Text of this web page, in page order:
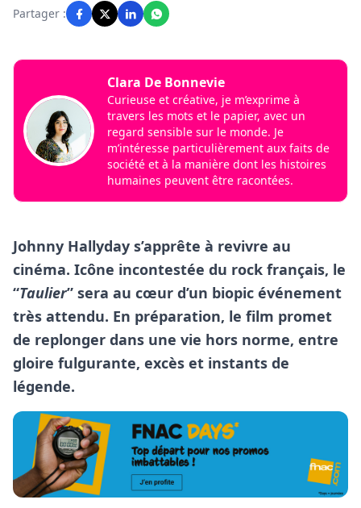
Partager :
Clara De Bonnevie
Curieuse et créative, je m’exprime à
travers les mots et le papier, avec un
regard sensible sur le monde. Je
m’intéresse particulièrement aux faits de
société et à la manière dont les histoires
humaines peuvent être racontées.
Johnny Hallyday s’apprête à revivre au
cinéma. Icône incontestée du rock français, le
“Taulier” sera au cœur d’un biopic événement
très attendu. En préparation, le film promet
de replonger dans une vie hors norme, entre
gloire fulgurante, excès et instants de
légende.